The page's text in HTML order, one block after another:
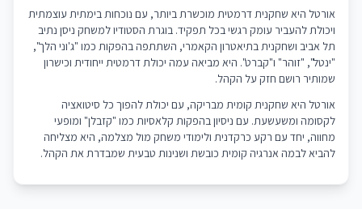
אורטל היא שחקנית דרמטית מוכשרת ביותר, עם נוכחות בימתית עוצמתית
ויכולת להעביר עומק רגשי בכל תפקיד. בוגרת הסטודיו למשחק ניסן נתיב
תל אביב ושחקנית בתיאטרון הקאמרי, השתתפה בהפקות כמו "ג'וני הלך",
"ינטל", "זוהר" ו"קברט". היא מביאה עמה יכולת דרמטית ייחודית וכישרון
שמותיר רושם חזק על הקהל.
אורטל היא שחקנית קומית מבריקה, עם יכולת להפוך כל סיטואציה
לקסומה ומשעשעת. עם ניסיון בהפקות קלאסיות כמו "קזבלן" ומופעי
מחווה, יחד עם רקע כרקדנית ולימודי משחק מול מצלמה, היא מצליחה
להביא לבמה אנרגיה קומית כובשת ושנינות טבעית שמבדרת את הקהל.